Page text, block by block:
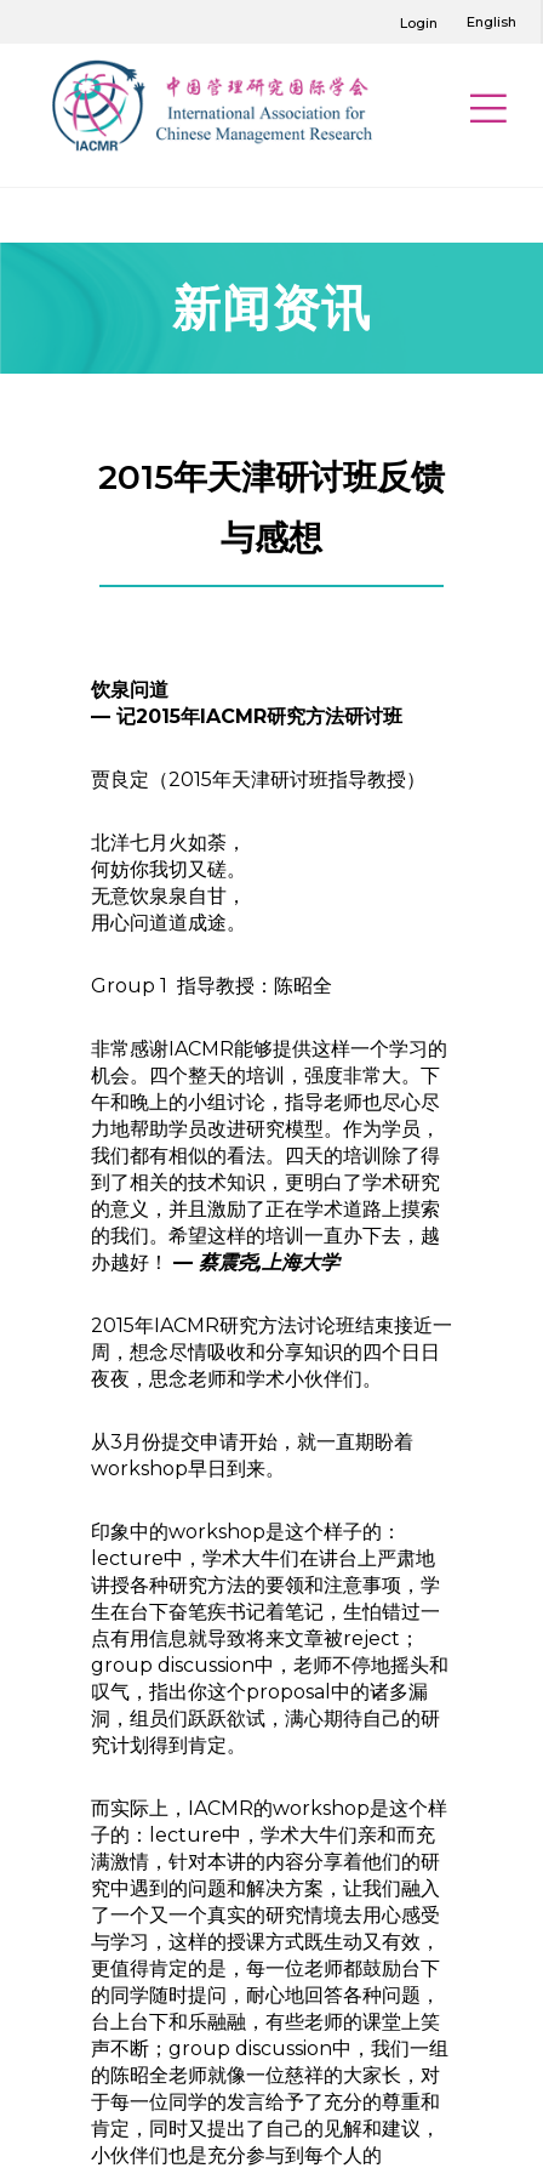
Login English
新闻资讯
2015年天津研讨班反馈
与感想
饮泉问道
— 记2015年IACMR研究方法研讨班
贾良定（2015年天津研讨班指导教授）
北洋七月火如荼，
何妨你我切又磋。
无意饮泉泉自甘，
用心问道道成途。
Group 1 指导教授：陈昭全
非常感谢IACMR能够提供这样一个学习的
机会。四个整天的培训，强度非常大。下
午和晚上的小组讨论，指导老师也尽心尽
力地帮助学员改进研究模型。作为学员，
我们都有相似的看法。四天的培训除了得
到了相关的技术知识，更明白了学术研究
的意义，并且激励了正在学术道路上摸索
的我们。希望这样的培训一直办下去，越
办越好！ — 蔡震尧,上海大学
2015年IACMR研究方法讨论班结束接近一
周，想念尽情吸收和分享知识的四个日日
夜夜，思念老师和学术小伙伴们。
从3月份提交申请开始，就一直期盼着
workshop早日到来。
印象中的workshop是这个样子的：
lecture中，学术大牛们在讲台上严肃地
讲授各种研究方法的要领和注意事项，学
生在台下奋笔疾书记着笔记，生怕错过一
点有用信息就导致将来文章被reject；
group discussion中，老师不停地摇头和
叹气，指出你这个proposal中的诸多漏
洞，组员们跃跃欲试，满心期待自己的研
究计划得到肯定。
而实际上，IACMR的workshop是这个样
子的：lecture中，学术大牛们亲和而充
满激情，针对本讲的内容分享着他们的研
究中遇到的问题和解决方案，让我们融入
了一个又一个真实的研究情境去用心感受
与学习，这样的授课方式既生动又有效，
更值得肯定的是，每一位老师都鼓励台下
的同学随时提问，耐心地回答各种问题，
台上台下和乐融融，有些老师的课堂上笑
声不断；group discussion中，我们一组
的陈昭全老师就像一位慈祥的大家长，对
于每一位同学的发言给予了充分的尊重和
肯定，同时又提出了自己的见解和建议，
小伙伴们也是充分参与到每个人的